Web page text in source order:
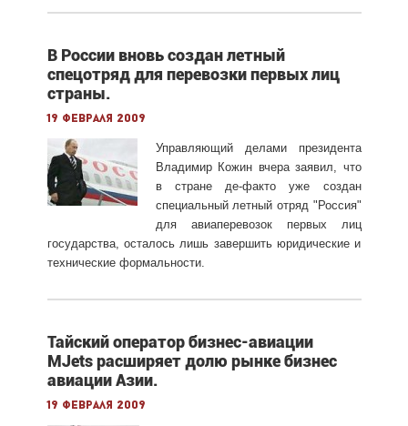
В России вновь создан летный
спецотряд для перевозки первых лиц
страны.
19 февраля 2009
Управляющий делами президента
Владимир Кожин вчера заявил, что
в стране де-факто уже создан
специальный летный отряд "Россия"
для авиаперевозок первых лиц
государства, осталось лишь завершить юридические и
технические формальности.
Тайский оператор бизнес-авиации
MJets расширяет долю рынке бизнес
авиации Азии.
19 февраля 2009